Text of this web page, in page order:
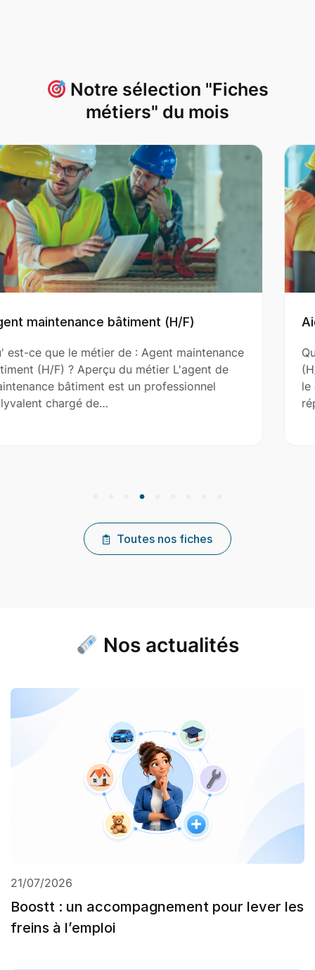
Notre sélection "Fiches
métiers" du mois
de
Aide Couvreur (H/F)
Qu' est-ce que le métier de : Aide
(H/F) ? Aperçu du métier L'aide
le couvreur principal dans l’installation, la
réparation et…
Toutes nos fiches
Nos actualités
21/07/2026
Boostt : un accompagnement pour lever les
freins à l’emploi